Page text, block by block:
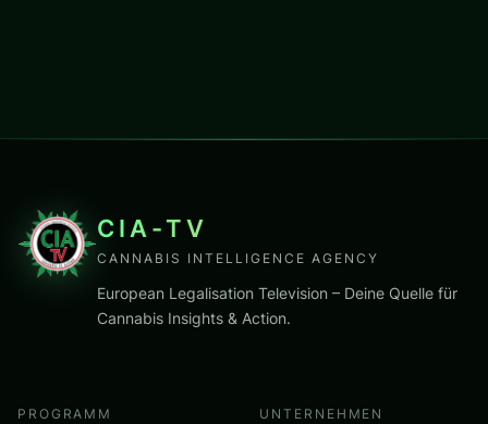
CIA-TV
CANNABIS INTELLIGENCE AGENCY
European Legalisation Television – Deine Quelle für
Cannabis Insights & Action.
PROGRAMM UNTERNEHMEN